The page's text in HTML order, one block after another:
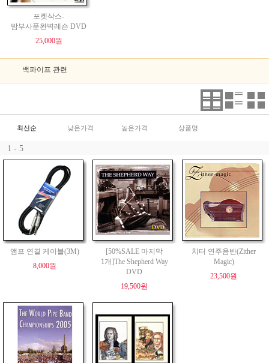
포켓삭스-
밤부사푼완벽레슨 DVD
25,000원
백파이프 관련
최신순 낮은가격 높은가격 상품명
1 - 5
앰프 연결 케이블(3M)
8,000원
[50%SALE 마지막
1개]The Shepherd Way
DVD
19,500원
치터 연주음반(Zither
Magic)
23,500원